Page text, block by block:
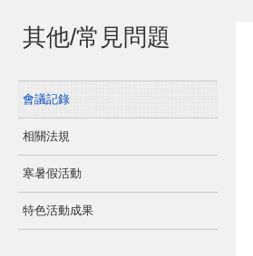
其他/常見問題
會議記錄
相關法規
寒暑假活動
特色活動成果